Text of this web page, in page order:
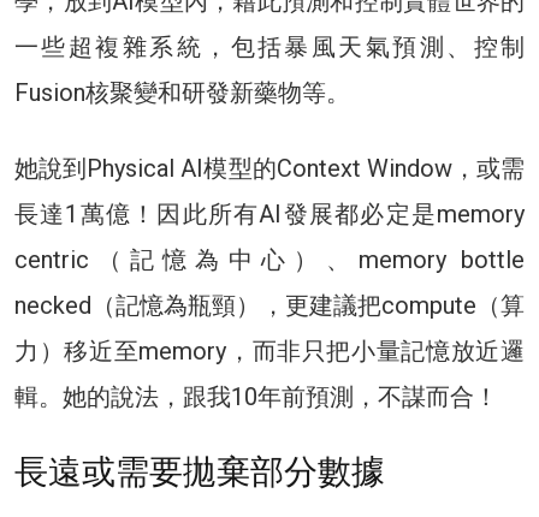
一些超複雜系統，包括暴風天氣預測、控制
Fusion核聚變和研發新藥物等。
她說到Physical AI模型的Context Window，或需
長達1萬億！因此所有AI發展都必定是memory
centric（記憶為中心）、memory bottle
necked（記憶為瓶頸），更建議把compute（算
力）移近至memory，而非只把小量記憶放近邏
輯。她的說法，跟我10年前預測，不謀而合！
長遠或需要拋棄部分數據